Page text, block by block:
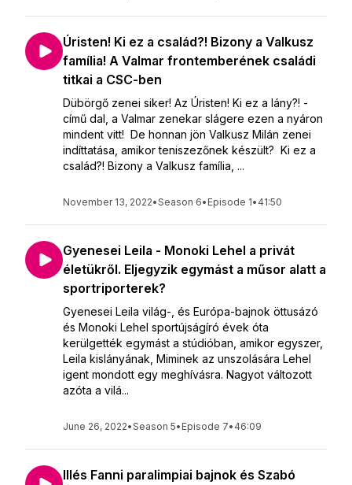
Úristen! Ki ez a család?! Bizony a Valkusz
família! A Valmar frontemberének családi
titkai a CSC-ben
Dübörgő zenei siker! Az Úristen! Ki ez a lány?! -
című dal, a Valmar zenekar slágere ezen a nyáron
mindent vitt! De honnan jön Valkusz Milán zenei
indíttatása, amikor teniszezőnek készült? Ki ez a
család?! Bizony a Valkusz família, ...
November 13, 2022•Season 6• Episode 1• 41:50
Gyenesei Leila - Monoki Lehel a privát
életükről. Eljegyzik egymást a műsor alatt a
sportriporterek?
Gyenesei Leila világ-, és Európa-bajnok öttusázó
és Monoki Lehel sportújságíró évek óta
kerülgették egymást a stúdióban, amikor egyszer,
Leila kislányának, Miminek az unszolására Lehel
igent mondott egy meghívásra. Nagyot változott
azóta a vilá...
June 26, 2022•Season 5• Episode 7• 46:09
Illés Fanni paralimpiai bajnok és Szabó